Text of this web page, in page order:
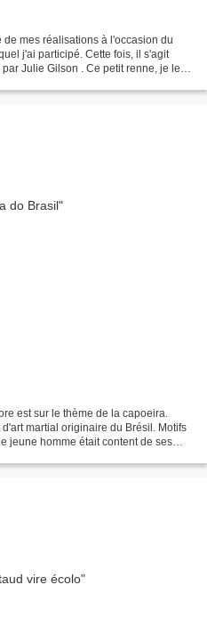
mes réalisations à l'occasion du
j'ai participé. Cette fois, il s'agit
Julie Gilson . Ce petit renne, je le
est sur le thème de la capoeira.
martial originaire du Brésil. Motifs
jeune homme était content de ses